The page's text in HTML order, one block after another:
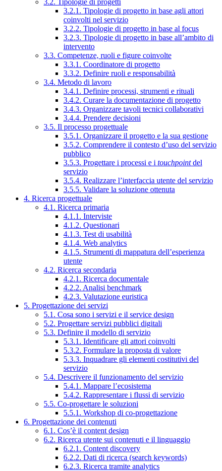
3.2. Tipologie di progetti
3.2.1. Tipologie di progetto in base agli attori
coinvolti nel servizio
3.2.2. Tipologie di progetto in base al focus
3.2.3. Tipologie di progetto in base all’ambito di
intervento
3.3. Competenze, ruoli e figure coinvolte
3.3.1. Coordinatore di progetto
3.3.2. Definire ruoli e responsabilità
3.4. Metodo di lavoro
3.4.1. Definire processi, strumenti e rituali
3.4.2. Curare la documentazione di progetto
3.4.3. Organizzare tavoli tecnici collaborativi
3.4.4. Prendere decisioni
3.5. Il processo progettuale
3.5.1. Organizzare il progetto e la sua gestione
3.5.2. Comprendere il contesto d’uso del servizio
pubblico
3.5.3. Progettare i processi e i touchpointdel
servizio
3.5.4. Realizzare l’interfaccia utente del servizio
3.5.5. Validare la soluzione ottenuta
4. Ricerca progettuale
4.1. Ricerca primaria
4.1.1. Interviste
4.1.2. Questionari
4.1.3. Test di usabilità
4.1.4. Web analytics
4.1.5. Strumenti di mappatura dell’esperienza
utente
4.2. Ricerca secondaria
4.2.1. Ricerca documentale
4.2.2. Analisi benchmark
4.2.3. Valutazione euristica
5. Progettazione dei servizi
5.1. Cosa sono i servizi e il service design
5.2. Progettare servizi pubblici digitali
5.3. Definire il modello di servizio
5.3.1. Identificare gli attori coinvolti
5.3.2. Formulare la proposta di valore
5.3.3. Inquadrare gli elementi costitutivi del
servizio
5.4. Descrivere il funzionamento del servizio
5.4.1. Mappare l’ecosistema
5.4.2. Rappresentare i flussi di servizio
5.5. Co-progettare le soluzioni
5.5.1. Workshop di co-progettazione
6. Progettazione dei contenuti
6.1. Cos’è il content design
6.2. Ricerca utente sui contenuti e il linguaggio
6.2.1. Content discovery
6.2.2. Dati di ricerca (search keywords)
6.2.3. Ricerca tramite analytics